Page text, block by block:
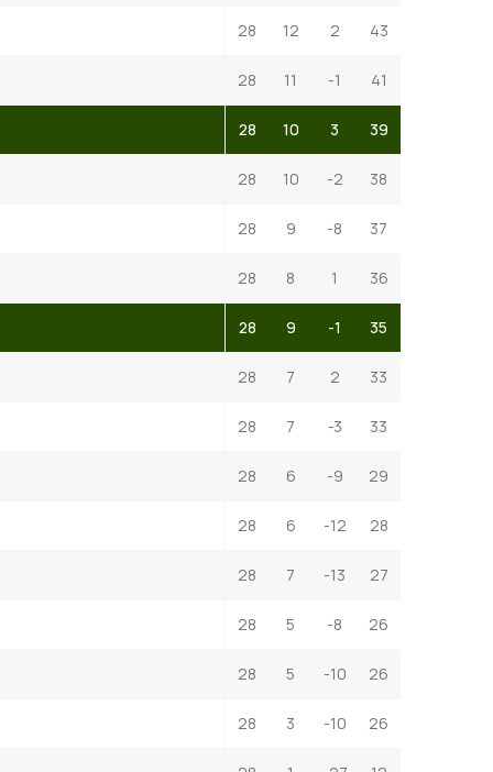
28 12 2 43
28 11 -1 41
28 10 3 39
28 10 -2 38
28 9 -8 37
28 8 1 36
28 9 -1 35
28 7 2 33
28 7 -3 33
28 6 -9 29
28 6 -12 28
28 7 -13 27
28 5 -8 26
28 5 -10 26
28 3 -10 26